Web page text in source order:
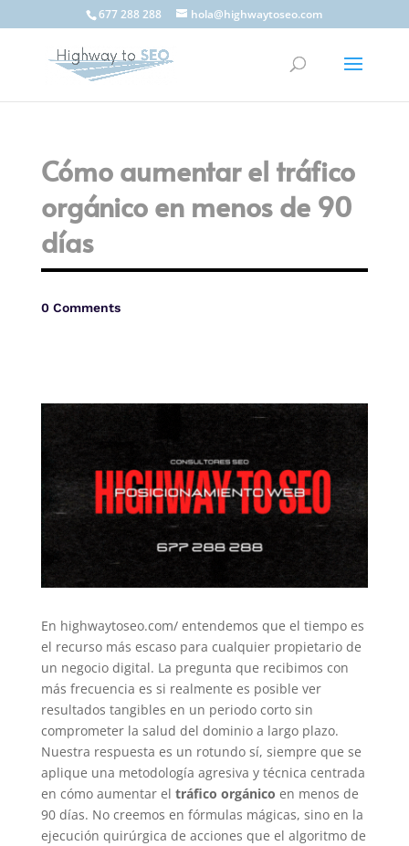
677 288 288 hola@highwaytoseo.com
Cómo aumentar el tráfico
orgánico en menos de 90
días
0 Comments
En highwaytoseo.com/ entendemos que el tiempo es
el recurso más escaso para cualquier propietario de
un negocio digital. La pregunta que recibimos con
más frecuencia es si realmente es posible ver
resultados tangibles en un periodo corto sin
comprometer la salud del dominio a largo plazo.
Nuestra respuesta es un rotundo sí, siempre que se
aplique una metodología agresiva y técnica centrada
en cómo aumentar el tráfico orgánico en menos de
90 días. No creemos en fórmulas mágicas, sino en la
ejecución quirúrgica de acciones que el algoritmo de